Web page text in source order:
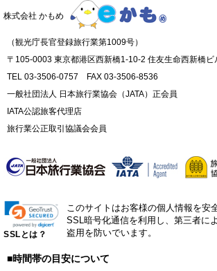
株式会社 かもめ
（観光庁長官登録旅行業第1009号）
〒105-0003 東京都港区西新橋1-10-2 住友生命西新橋ビ
TEL 03-3506-0757 FAX 03-3506-8536
一般社団法人 日本旅行業協会（JATA）正会員
IATA公認旅客代理店
旅行業公正取引協議会会員
SSLとは？
このサイトはお客様の個人情報を安
SSL暗号化通信を利用し、第三者に
盗用を防いでいます。
■時間帯の目安について